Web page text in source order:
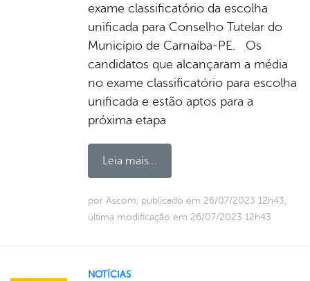
exame classificatório da escolha
unificada para Conselho Tutelar do
Município de Carnaíba-PE. Os
candidatos que alcançaram a média
no exame classificatório para escolha
unificada e estão aptos para a
próxima etapa
Leia mais...
por Ascom, publicado em 26/07/2023 12h43,
última modificação em 26/07/2023 12h43
NOTÍCIAS